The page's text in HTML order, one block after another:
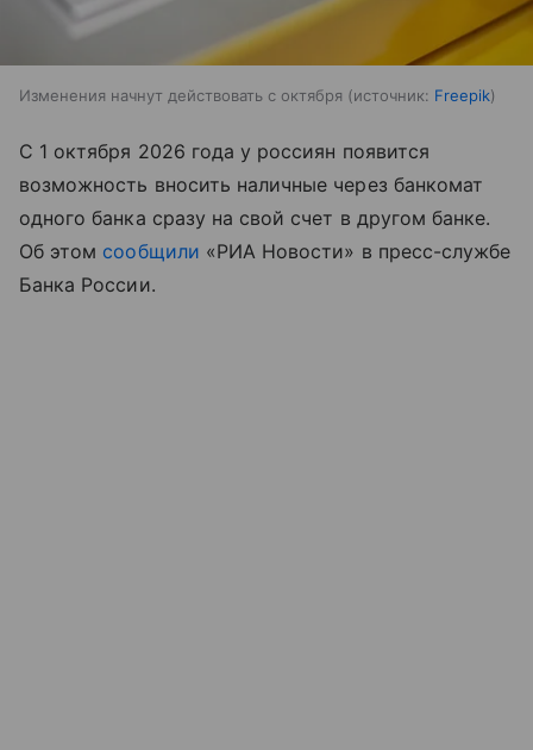
Изменения начнут действовать с октября источник: Freepik
С 1 октября 2026 года у россиян появится
возможность вносить наличные через банкомат
одного банка сразу на свой счет в другом банке.
Об этом сообщили «РИА Новости» в пресс-службе
Банка России.